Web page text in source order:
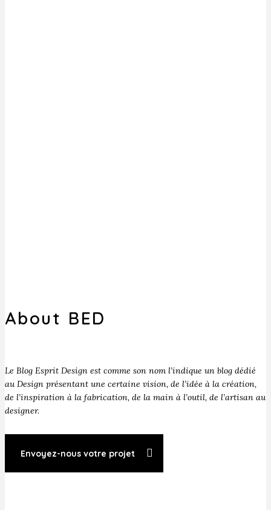
About BED
Le Blog Esprit Design est comme son nom l’indique un blog dédié
au Design présentant une certaine vision, de l’idée à la création,
de l’inspiration à la fabrication, de la main à l’outil, de l’artisan au
designer.
Envoyez-nous votre projet